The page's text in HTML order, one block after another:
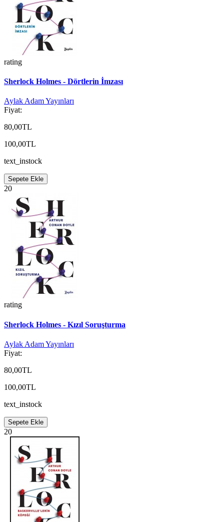
rating
Sherlock Holmes - Dörtlerin İmzası
Aylak Adam Yayınları
Fiyat:
80,00TL
100,00TL
text_instock
Sepete Ekle
20
rating
Sherlock Holmes - Kızıl Soruşturma
Aylak Adam Yayınları
Fiyat:
80,00TL
100,00TL
text_instock
Sepete Ekle
20